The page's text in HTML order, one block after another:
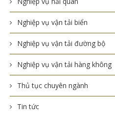
Nghiệp vụ vận tải biển
Nghiệp vụ vận tải đường bộ
Nghiệp vụ vận tải hàng không
Thủ tục chuyên ngành
Tin tức